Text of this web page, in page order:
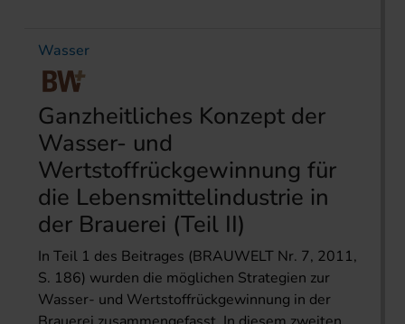
Wasser
Ganzheitliches Konzept der
Wasser- und
Wertstoffrückgewinnung für
die Lebensmittelindustrie in
der Brauerei (Teil II)
In Teil 1 des Beitrages (BRAUWELT Nr. 7, 2011,
S. 186) wurden die möglichen Strategien zur
Wasser- und Wertstoffrückgewinnung in der